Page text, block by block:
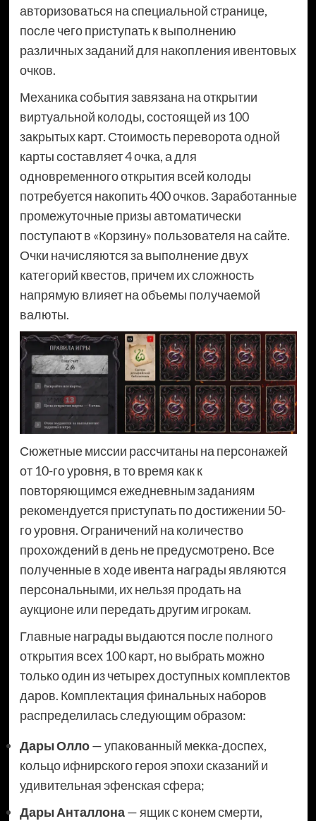
авторизоваться на специальной странице,
после чего приступать к выполнению
различных заданий для накопления ивентовых
очков.
Механика события завязана на открытии
виртуальной колоды, состоящей из 100
закрытых карт. Стоимость переворота одной
карты составляет 4 очка, а для
одновременного открытия всей колоды
потребуется накопить 400 очков. Заработанные
промежуточные призы автоматически
поступают в «Корзину» пользователя на сайте.
Очки начисляются за выполнение двух
категорий квестов, причем их сложность
напрямую влияет на объемы получаемой
валюты.
Сюжетные миссии рассчитаны на персонажей
от 10-го уровня, в то время как к
повторяющимся ежедневным заданиям
рекомендуется приступать по достижении 50-
го уровня. Ограничений на количество
прохождений в день не предусмотрено. Все
полученные в ходе ивента награды являются
персональными, их нельзя продать на
аукционе или передать другим игрокам.
Главные награды выдаются после полного
открытия всех 100 карт, но выбрать можно
только один из четырех доступных комплектов
даров. Комплектация финальных наборов
распределилась следующим образом:
Дары Олло— упакованный мекка-доспех,
кольцо ифнирского героя эпохи сказаний и
удивительная эфенская сфера;
Дары Анталлона— ящик с конем смерти,